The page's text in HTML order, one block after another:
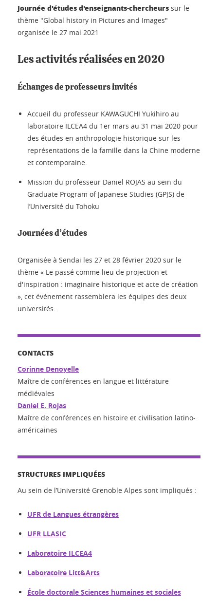
Journée d'études d'enseignants-chercheurs sur le
thème "Global history in Pictures and Images"
organisée le 27 mai 2021
Les activités réalisées en 2020
Échanges de professeurs invités
Accueil du professeur KAWAGUCHI Yukihiro au
laboratoire ILCEA4 du 1er mars au 31 mai 2020 pour
des études en anthropologie historique sur les
représentations de la famille dans la Chine moderne
et contemporaine.
Mission du professeur Daniel ROJAS au sein du
Graduate Program of Japanese Studies (GPJS) de
l’Université du Tohoku
Journées d’études
Organisée à Sendai les 27 et 28 février 2020 sur le
thème « Le passé comme lieu de projection et
d'inspiration : imaginaire historique et acte de création
», cet événement rassemblera les équipes des deux
universités.
CONTACTS
Corinne Denoyelle
Maître de conférences en langue et littérature
médiévales
Daniel E. Rojas
Maître de conférences en histoire et civilisation latino-
américaines
STRUCTURES IMPLIQUÉES
Au sein de l’Université Grenoble Alpes sont impliqués :
UFR de Langues étrangères
UFR LLASIC
Laboratoire ILCEA4
Laboratoire Litt&Arts
École doctorale Sciences humaines et sociales